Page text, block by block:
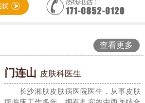
查看更多
门连山 皮肤科医生
长沙湘肤皮肤病医院医生，从事皮肤